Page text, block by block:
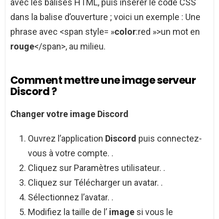
dans la balise d’ouverture ; voici un exemple : Une
phrase avec <span style= »color:red »>un mot en
rouge</span>, au milieu.
Comment mettre une image serveur
Discord ?
Changer votre image Discord
Ouvrez l’application Discord puis connectez-
vous à votre compte. .
Cliquez sur Paramètres utilisateur. .
Cliquez sur Télécharger un avatar. .
Sélectionnez l’avatar. .
Modifiez la taille de l’ image si vous le